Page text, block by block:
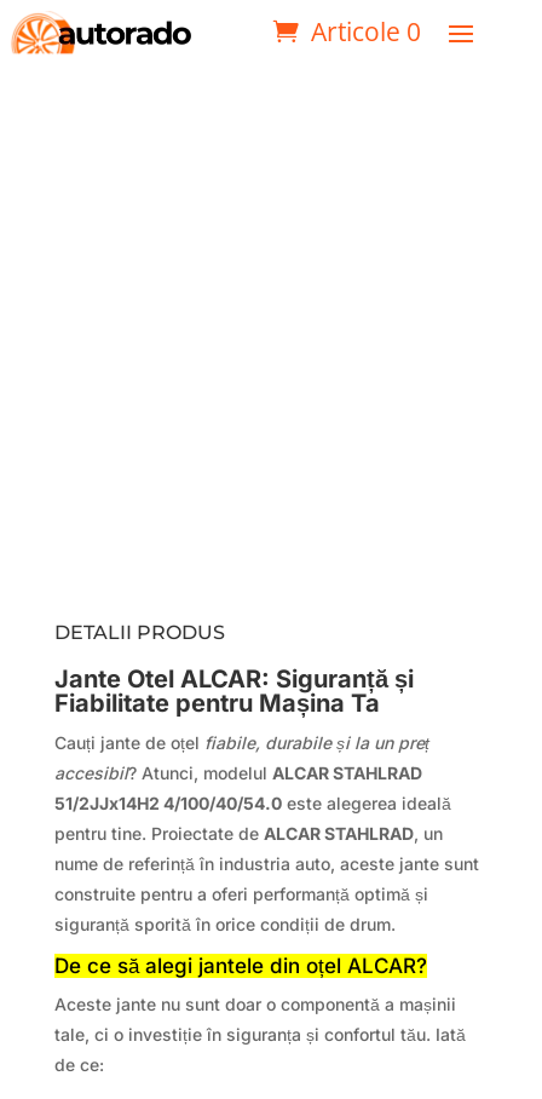
Articole 0
DETALII PRODUS
Jante Otel ALCAR: Siguranță și
Fiabilitate pentru Mașina Ta
Cauți jante de oțel fiabile, durabile și la un preț
accesibil? Atunci, modelul ALCAR STAHLRAD
51/2JJx14H2 4/100/40/54.0este alegerea ideală
pentru tine. Proiectate de ALCAR STAHLRAD, un
nume de referință în industria auto, aceste jante sunt
construite pentru a oferi performanță optimă și
siguranță sporită în orice condiții de drum.
De ce să alegi jantele din oțel ALCAR?
Aceste jante nu sunt doar o componentă a mașinii
tale, ci o investiție în siguranța și confortul tău. Iată
de ce: